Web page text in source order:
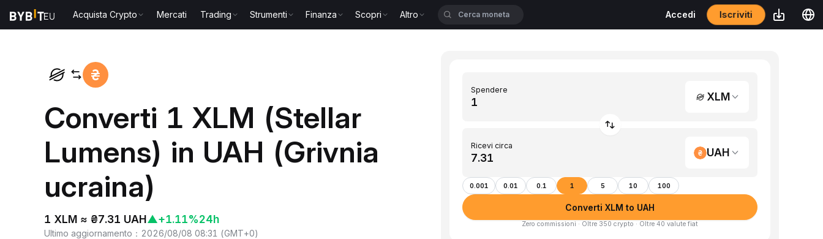
Acquista Crypto Mercati Trading Strumenti Finanza Scopri Altro Accedi Iscriviti
Converti 1 XLM (Stellar
Lumens) in UAH (Grivnia
ucraina)
1 XLM ≈ ₴7.31 UAH▲+1.11%24h
Ultimo aggiornamento ： 2026/08/08 08:31 (GMT+0)
Spendere
XLM
Ricevi circa
UAH
0.001 0.01 0.1 1 5 10 100
Converti XLM to UAH
Zero commissioni · Oltre 350 crypto · Oltre 40 valute fiat